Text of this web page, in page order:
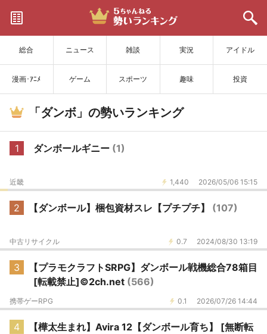
総合 ニュース 雑談 実況 アイドル
漫画･ｱﾆﾒ ゲーム スポーツ 趣味 投資
サイトを更新
「ダンボ」の勢いランキング
1 ダンボールギニー (1)
1,440 2026/05/06 15:15
近畿
2 【ダンボール】梱包資材スレ【プチプチ】 (107)
0.7 2024/08/30 13:19
中古リサイクル
3
【プラモクラフトSRPG】ダンボール戦機総合78箱目
[転載禁止]©2ch.net (566)
0.1 2026/07/26 14:44
携帯ゲーRPG
4
【樺太生まれ】Avira 12【ダンボール育ち】 [無断転